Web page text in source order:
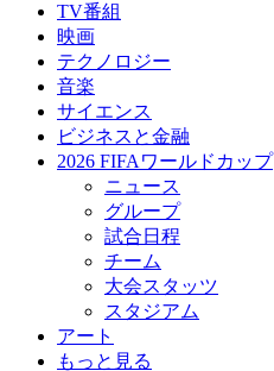
TV番組
映画
テクノロジー
音楽
サイエンス
ビジネスと金融
2026 FIFAワールドカップ
ニュース
グループ
試合日程
チーム
大会スタッツ
スタジアム
アート
もっと見る